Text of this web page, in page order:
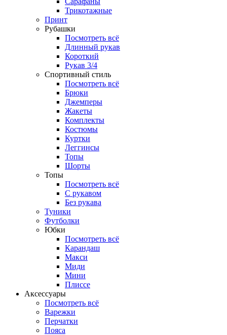
Трикотажные
Принт
Рубашки
Посмотреть всё
Длинный рукав
Короткий
Рукав 3/4
Спортивный стиль
Посмотреть всё
Брюки
Джемперы
Жакеты
Комплекты
Костюмы
Куртки
Леггинсы
Топы
Шорты
Топы
Посмотреть всё
C рукавом
Без рукава
Туники
Футболки
Юбки
Посмотреть всё
Карандаш
Макси
Миди
Мини
Плиссе
Аксессуары
Посмотреть всё
Варежки
Перчатки
Пояса